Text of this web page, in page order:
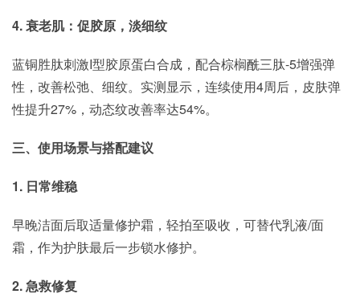
4. 衰老肌：促胶原，淡细纹
蓝铜胜肽刺激I型胶原蛋白合成，配合棕榈酰三肽-5增强弹
性，改善松弛、细纹。实测显示，连续使用4周后，皮肤弹
性提升27%，动态纹改善率达54%。
三、使用场景与搭配建议
1. 日常维稳
早晚洁面后取适量修护霜，轻拍至吸收，可替代乳液/面
霜，作为护肤最后一步锁水修护。
2. 急救修复